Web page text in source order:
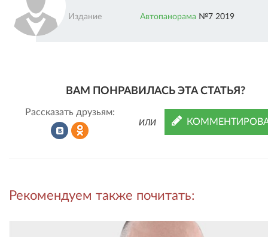
Издание Автопанорама №7 2019
ВАМ ПОНРАВИЛАСЬ ЭТА СТАТЬЯ?
Рассказать друзьям:
во в
ИЛИ
Рекомендуем также почитать: